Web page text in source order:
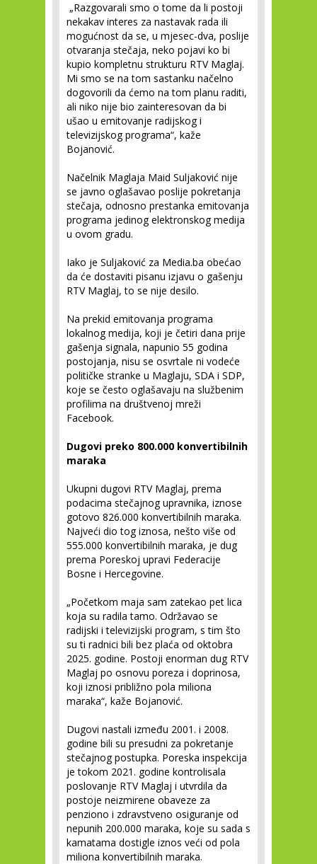
„Razgovarali smo o tome da li postoji
nekakav interes za nastavak rada ili
mogućnost da se, u mjesec-dva, poslije
otvaranja stečaja, neko pojavi ko bi
kupio kompletnu strukturu RTV Maglaj.
Mi smo se na tom sastanku načelno
dogovorili da ćemo na tom planu raditi,
ali niko nije bio zainteresovan da bi
ušao u emitovanje radijskog i
televizijskog programa“, kaže
Bojanović.
Načelnik Maglaja Maid Suljaković nije
se javno oglašavao poslije pokretanja
stečaja, odnosno prestanka emitovanja
programa jedinog elektronskog medija
u ovom gradu.
Iako je Suljaković za Media.ba obećao
da će dostaviti pisanu izjavu o gašenju
RTV Maglaj, to se nije desilo.
Na prekid emitovanja programa
lokalnog medija, koji je četiri dana prije
gašenja signala, napunio 55 godina
postojanja, nisu se osvrtale ni vodeće
političke stranke u Maglaju, SDA i SDP,
koje se često oglašavaju na službenim
profilima na društvenoj mreži
Facebook.
Dugovi preko 800.000 konvertibilnih
maraka
Ukupni dugovi RTV Maglaj, prema
podacima stečajnog upravnika, iznose
gotovo 826.000 konvertibilnih maraka.
Najveći dio tog iznosa, nešto više od
555.000 konvertibilnih maraka, je dug
prema Poreskoj upravi Federacije
Bosne i Hercegovine.
„Početkom maja sam zatekao pet lica
koja su radila tamo. Održavao se
radijski i televizijski program, s tim što
su ti radnici bili bez plaća od oktobra
2025. godine. Postoji enorman dug RTV
Maglaj po osnovu poreza i doprinosa,
koji iznosi približno pola miliona
maraka“, kaže Bojanović.
Dugovi nastali između 2001. i 2008.
godine bili su presudni za pokretanje
stečajnog postupka. Poreska inspekcija
je tokom 2021. godine kontrolisala
poslovanje RTV Maglaj i utvrdila da
postoje neizmirene obaveze za
penziono i zdravstveno osiguranje od
nepunih 200.000 maraka, koje su sada s
kamatama dostigle iznos veći od pola
miliona konvertibilnih maraka.